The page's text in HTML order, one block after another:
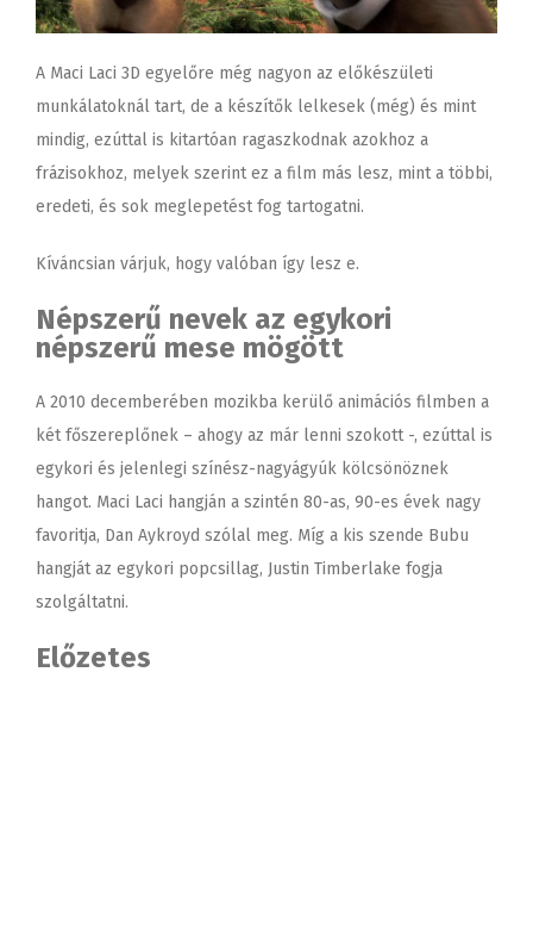
A Maci Laci 3D egyelőre még nagyon az előkészületi
munkálatoknál tart, de a készítők lelkesek (még) és mint
mindig, ezúttal is kitartóan ragaszkodnak azokhoz a
frázisokhoz, melyek szerint ez a film más lesz, mint a többi,
eredeti, és sok meglepetést fog tartogatni.
Kíváncsian várjuk, hogy valóban így lesz e.
Népszerű nevek az egykori
népszerű mese mögött
A 2010 decemberében mozikba kerülő animációs filmben a
két főszereplőnek – ahogy az már lenni szokott -, ezúttal is
egykori és jelenlegi színész-nagyágyúk kölcsönöznek
hangot. Maci Laci hangján a szintén 80-as, 90-es évek nagy
favoritja, Dan Aykroyd szólal meg. Míg a kis szende Bubu
hangját az egykori popcsillag, Justin Timberlake fogja
szolgáltatni.
Előzetes